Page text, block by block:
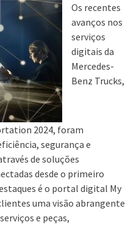
Os recentes
avanços nos
serviços
digitais da
Mercedes-
Benz Trucks,
2024, foram
segurança e
de soluções
desde o primeiro
é o portal digital My
uma visão abrangente
e peças,